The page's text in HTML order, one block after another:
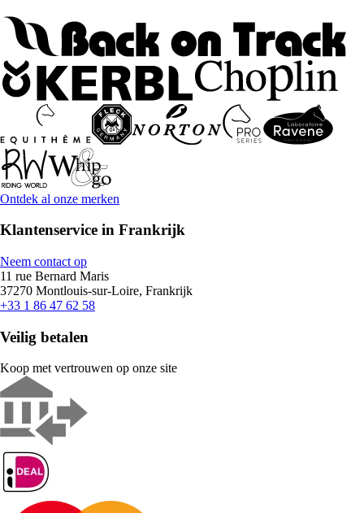
Ontdek al onze merken
Klantenservice in Frankrijk
Neem contact op
11 rue Bernard Maris
37270 Montlouis-sur-Loire, Frankrijk
+33 1 86 47 62 58
Veilig betalen
Koop met vertrouwen op onze site